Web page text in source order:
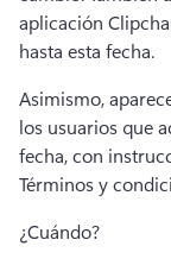
aplicación
hasta esta fecha.
Asimismo,
los usuarios que
fecha, con
Términos y
¿Cuándo?